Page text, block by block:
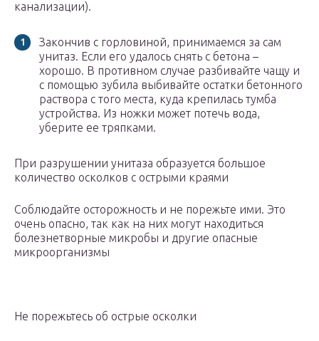
канализации).
Закончив с горловиной, принимаемся за сам
унитаз. Если его удалось снять с бетона –
хорошо. В противном случае разбивайте чащу и
с помощью зубила выбивайте остатки бетонного
раствора с того места, куда крепилась тумба
устройства. Из ножки может потечь вода,
уберите ее тряпками.
При разрушении унитаза образуется большое
количество осколков с острыми краями
Соблюдайте осторожность и не порежьте ими. Это
очень опасно, так как на них могут находиться
болезнетворные микробы и другие опасные
микроорганизмы
Не порежьтесь об острые осколки